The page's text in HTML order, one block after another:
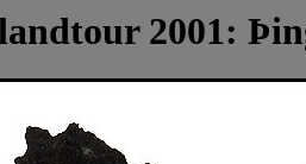
2001: